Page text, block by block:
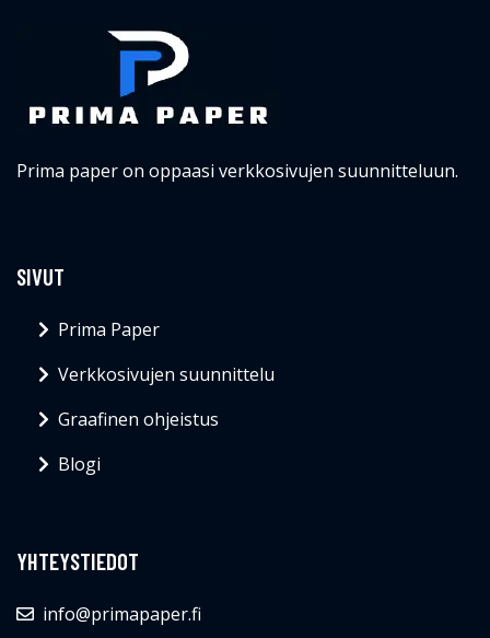
Prima paper on oppaasi verkkosivujen suunnitteluun.
SIVUT
Prima Paper
Verkkosivujen suunnittelu
Graafinen ohjeistus
Blogi
YHTEYSTIEDOT
info@primapaper.fi